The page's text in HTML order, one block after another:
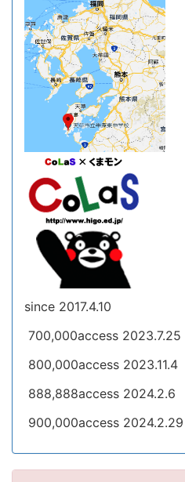
since 2017.4.10
700,000access 2023.7.25
800,000access 2023.11.4
888,888access 2024.2.6
900,000access 2024.2.29